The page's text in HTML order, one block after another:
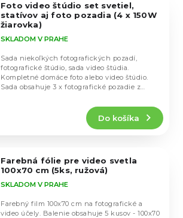
Foto video štúdio set svetiel,
statívov aj foto pozadia (4 x 150W
žiarovka)
SKLADOM V PRAHE
Do košíka
Sada niekoľkých fotografických pozadí,
fotografické štúdio, sada video štúdia.
Kompletné domáce foto alebo video štúdio.
Sada obsahuje 3 x fotografické pozadie z
Farebná fólie pre video svetla
100x70 cm (5ks, ružová)
SKLADOM V PRAHE
Farebný film 100x70 cm na fotografické a
video účely. Balenie obsahuje 5 kusov - 100x70